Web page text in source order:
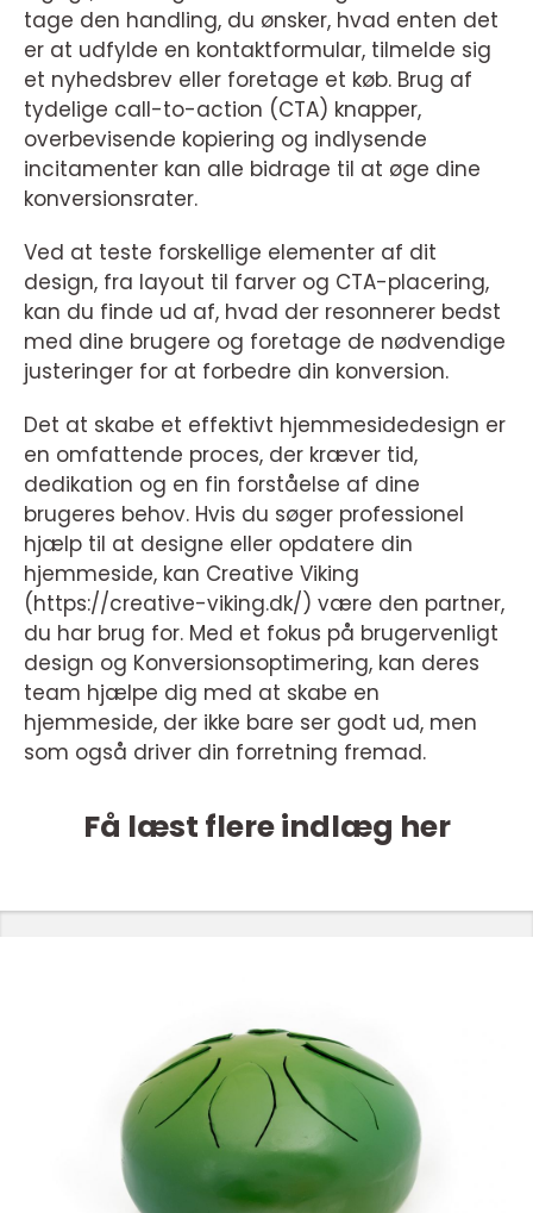
tage den handling, du ønsker, hvad enten det
er at udfylde en kontaktformular, tilmelde sig
et nyhedsbrev eller foretage et køb. Brug af
tydelige call-to-action (CTA) knapper,
overbevisende kopiering og indlysende
incitamenter kan alle bidrage til at øge dine
konversionsrater.
Ved at teste forskellige elementer af dit
design, fra layout til farver og CTA-placering,
kan du finde ud af, hvad der resonnerer bedst
med dine brugere og foretage de nødvendige
justeringer for at forbedre din konversion.
Det at skabe et effektivt hjemmesidedesign er
en omfattende proces, der kræver tid,
dedikation og en fin forståelse af dine
brugeres behov. Hvis du søger professionel
hjælp til at designe eller opdatere din
hjemmeside, kan Creative Viking
(https://creative-viking.dk/) være den partner,
du har brug for. Med et fokus på brugervenligt
design og Konversionsoptimering, kan deres
team hjælpe dig med at skabe en
hjemmeside, der ikke bare ser godt ud, men
som også driver din forretning fremad.
Få læst flere indlæg her